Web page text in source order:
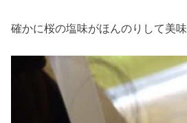
確かに桜の塩味がほんのりして美味